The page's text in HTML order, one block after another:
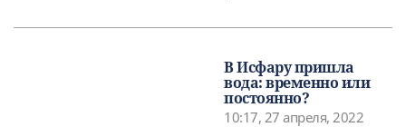
В Исфару пришла
вода: временно или
постоянно?
10:17, 27 апреля, 2022